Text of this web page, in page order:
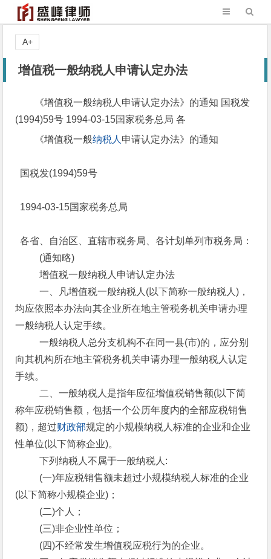
增值税一般纳税人申请认定办法
《增值税一般纳税人申请认定办法》的通知 国税发
(1994)59号 1994-03-15国家税务总局 各
《增值税一般纳税人 申请认定办法》的通知
国税发(1994)59号
1994-03-15国家税务总局
各省、自治区、直辖市税务局、各计划单列市税务局：
(通知略)
增值税一般纳税人申请认定办法
一、凡增值税一般纳税人(以下简称一般纳税人)，
均应依照本办法向其企业所在地主管税务机关申请办理
一般纳税人认定手续。
一般纳税人总分支机构不在同一县(市)的，应分别
向其机构所在地主管税务机关申请办理一般纳税人认定
手续。
二、一般纳税人是指年应征增值税销售额(以下简
称年应税销售额，包括一个公历年度内的全部应税销售
额)，超过财政部规定的小规模纳税人标准的企业和企业
性单位(以下简称企业)。
下列纳税人不属于一般纳税人:
(一)年应税销售额未超过小规模纳税人标准的企业
(以下简称小规模企业)；
(二)个人；
(三)非企业性单位；
(四)不经常发生增值税应税行为的企业。
A+